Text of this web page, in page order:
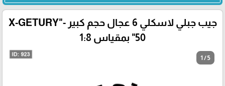
جيب جبلي لاسكلي 6 عجال حجم كبير -"X-GETURY
50" بمقياس 1:8
1 / 5